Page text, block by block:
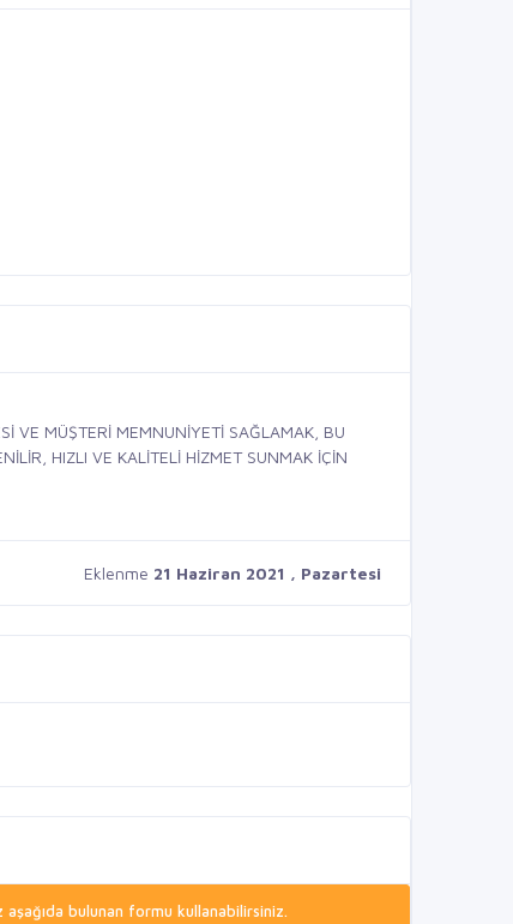
VE MÜŞTERİ MEMNUNİYETİ SAĞLAMAK, BU
HIZLI VE KALİTELİ HİZMET SUNMAK İÇİN
Eklenme 21 Haziran 2021 , Pazartesi
bulunan formu kullanabilirsiniz.